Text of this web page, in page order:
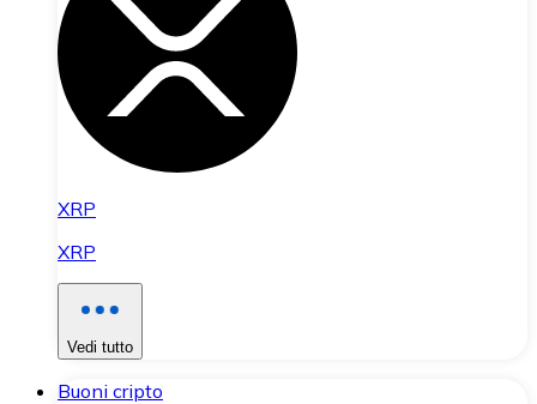
XRP
XRP
Vedi tutto
Buoni cripto